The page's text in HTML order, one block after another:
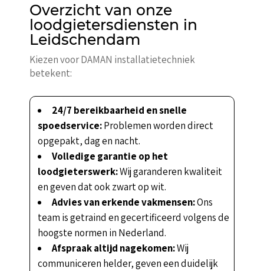
Overzicht van onze
loodgietersdiensten in
Leidschendam
Kiezen voor DAMAN installatietechniek
betekent:
24/7 bereikbaarheid en snelle
spoedservice:Problemen worden direct
opgepakt, dag en nacht.
Volledige garantie op het
loodgieterswerk:Wij garanderen kwaliteit
en geven dat ook zwart op wit.
Advies van erkende vakmensen:Ons
team is getraind en gecertificeerd volgens de
hoogste normen in Nederland.
Afspraak altijd nagekomen:Wij
communiceren helder, geven een duidelijk